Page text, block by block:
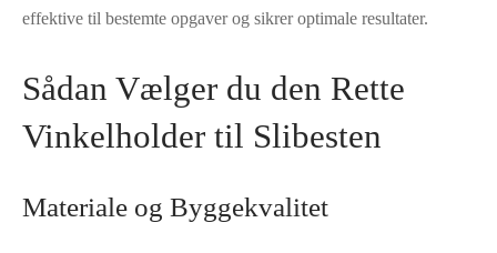
effektive til bestemte opgaver og sikrer optimale resultater.
Sådan Vælger du den Rette
Vinkelholder til Slibesten
Materiale og Byggekvalitet